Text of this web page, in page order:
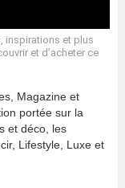
inspirations et plus
et d’acheter ce
Magazine et
portée sur la
et déco, les
Lifestyle, Luxe et